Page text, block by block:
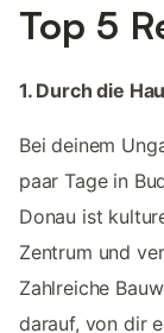
Top 5
1. Durch die
Bei deinem
paar Tage in
Donau ist
Zentrum und
Zahlreiche
darauf, von dir